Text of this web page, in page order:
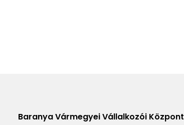
Baranya Vármegyei Vállalkozói Központ